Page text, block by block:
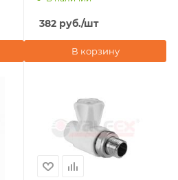
382 руб./шт
В корзину